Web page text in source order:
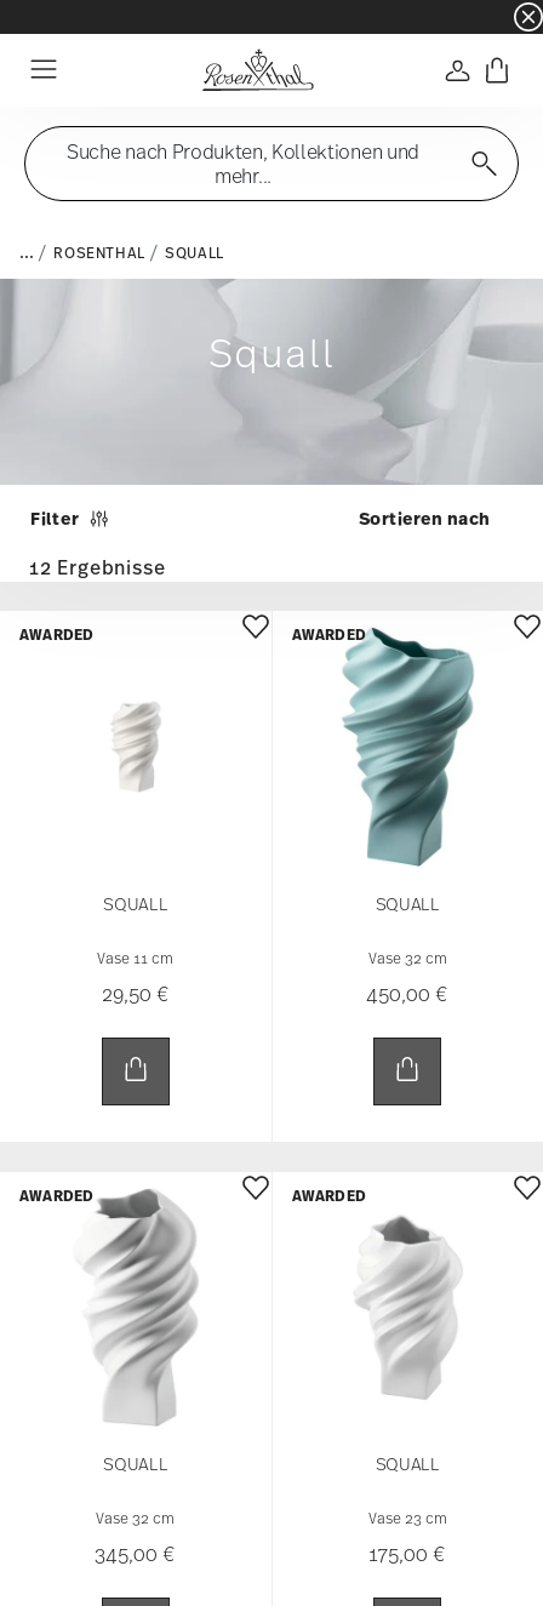
☀️ Summer SALE – noch mehr sparen:
Suche nach Produkten, Kollektionen und
mehr...
... ROSENTHAL SQUALL
Squall
Filter
12 Ergebnisse
SQUALL
Vase 11 cm
29,50 €
AWARDED
SQUALL
Vase 32 cm
450,00 €
AWARDED
SQUALL
Vase 32 cm
345,00 €
AWARDED
SQUALL
Vase 23 cm
175,00 €
AWARDED